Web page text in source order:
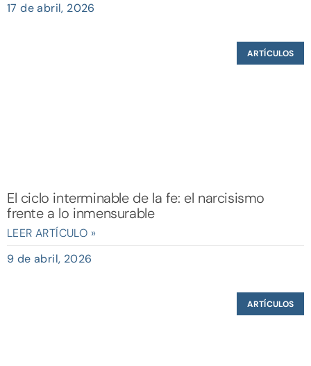
17 de abril, 2026
ARTÍCULOS
El ciclo interminable de la fe: el narcisismo
frente a lo inmensurable
LEER ARTÍCULO »
9 de abril, 2026
ARTÍCULOS